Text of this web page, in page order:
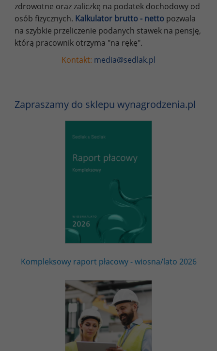
zdrowotne oraz zaliczkę na podatek dochodowy od
osób fizycznych. Kalkulator brutto - netto pozwala
na szybkie przeliczenie podanych stawek na pensję,
którą pracownik otrzyma "na rękę".
Kontakt: media@sedlak.pl
Zapraszamy do sklepu wynagrodzenia.pl
Kompleksowy raport płacowy - wiosna/lato 2026